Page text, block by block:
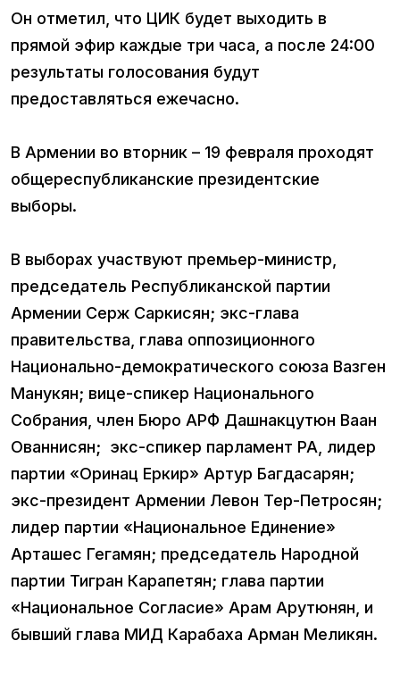
Он отметил, что ЦИК будет выходить в
прямой эфир каждые три часа, а после 24:00
результаты голосования будут
предоставляться ежечасно.
В Армении во вторник – 19 февраля проходят
общереспубликанские президентские
выборы.
В выборах участвуют премьер-министр,
председатель Республиканской партии
Армении Серж Саркисян; экс-глава
правительства, глава оппозиционного
Национально-демократического союза Вазген
Манукян; вице-спикер Национального
Собрания, член Бюро АРФ Дашнакцутюн Ваан
Ованнисян; экс-спикер парламент РА, лидер
партии «Оринац Еркир» Артур Багдасарян;
экс-президент Армении Левон Тер-Петросян;
лидер партии «Национальное Единение»
Арташес Гегамян; председатель Народной
партии Тигран Карапетян; глава партии
«Национальное Согласие» Арам Арутюнян, и
бывший глава МИД Карабаха Арман Меликян.